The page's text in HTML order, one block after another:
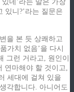
네’라는 말은 가장
있니?’라는 질문은
을 본 듯 상쾌하고
가치 없음’을 다시
그런 거라고, 원인이
연마해야 할 것이고,
세대에 걸쳐 있을
각합니다. 아니어도